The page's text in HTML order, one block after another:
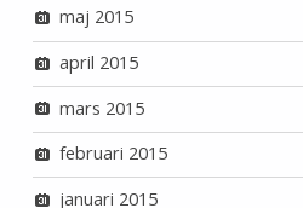
maj 2015
april 2015
mars 2015
februari 2015
januari 2015